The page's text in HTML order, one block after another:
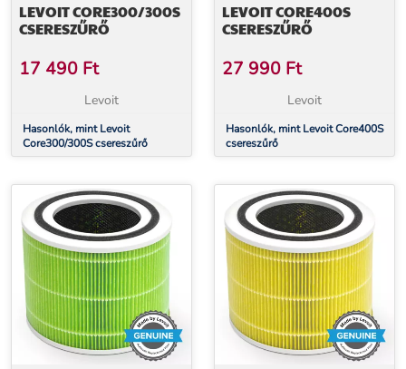
LEVOIT CORE300/300S
CSERESZŰRŐ
17 490 Ft
Levoit
Hasonlók, mint Levoit
Core300/300S csereszűrő
LEVOIT CORE400S
CSERESZŰRŐ
27 990 Ft
Levoit
Hasonlók, mint Levoit Core400S
csereszűrő